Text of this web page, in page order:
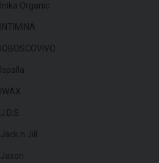
Inika Organic
INTIMINA
IOBOSCOVIVO
Ispalla
IWAX
J.D.S.
Jack n Jill
Jason